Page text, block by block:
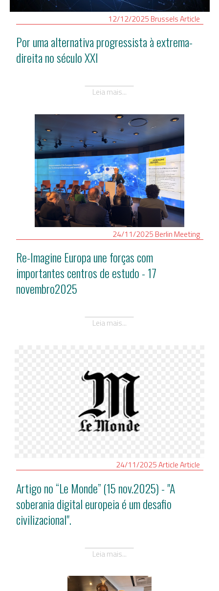
12/12/2025 BrusselsArticle
Por uma alternativa progressista à extrema-
direita no século XXI
Leia mais...
24/11/2025 Berlin Meeting
Re-Imagine Europa une forças com
importantes centros de estudo - 17
novembro2025
Leia mais...
24/11/2025ArticleArticle
Artigo no “Le Monde” (15 nov.2025) - "A
soberania digital europeia é um desafio
civilizacional".
Leia mais...